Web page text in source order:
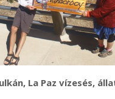
La Paz vízesés,